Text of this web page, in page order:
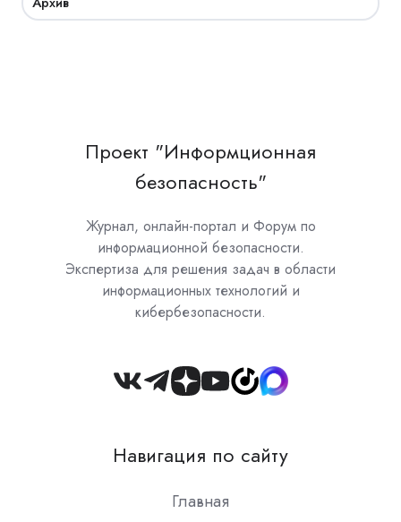
Проект "Информционная
безопасность"
Журнал, онлайн-портал и Форум по
информационной безопасности.
Экспертиза для решения задач в области
информационных технологий и
кибербезопасности.
Join
Slack
Навигация по сайту
Главная